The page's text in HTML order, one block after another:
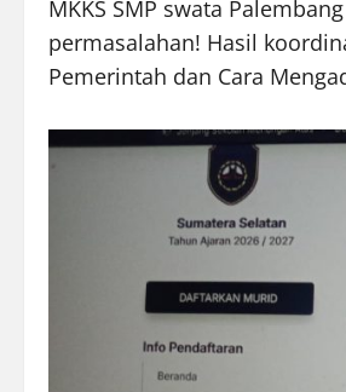
MKKS SMP swata
permasalahan! Hasil
Pemerintah dan Cara